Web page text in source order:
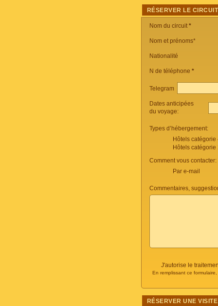
RÉSERVER LE CIRCUIT
Nom du circuit*
Nom et prénoms*
Nationalité
N de téléphone *
Telegram
Dates anticipées
du voyage:
Types d’hébergement:
Hôtels
Hôtels
Comment vous contacter:
Par e-mail
Commentaires,
J'autorise le
En remplissant ce
RÉSERVER UNE